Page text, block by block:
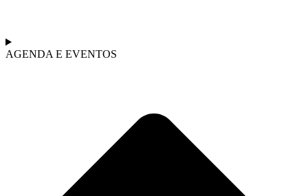
AGENDA E EVENTOS